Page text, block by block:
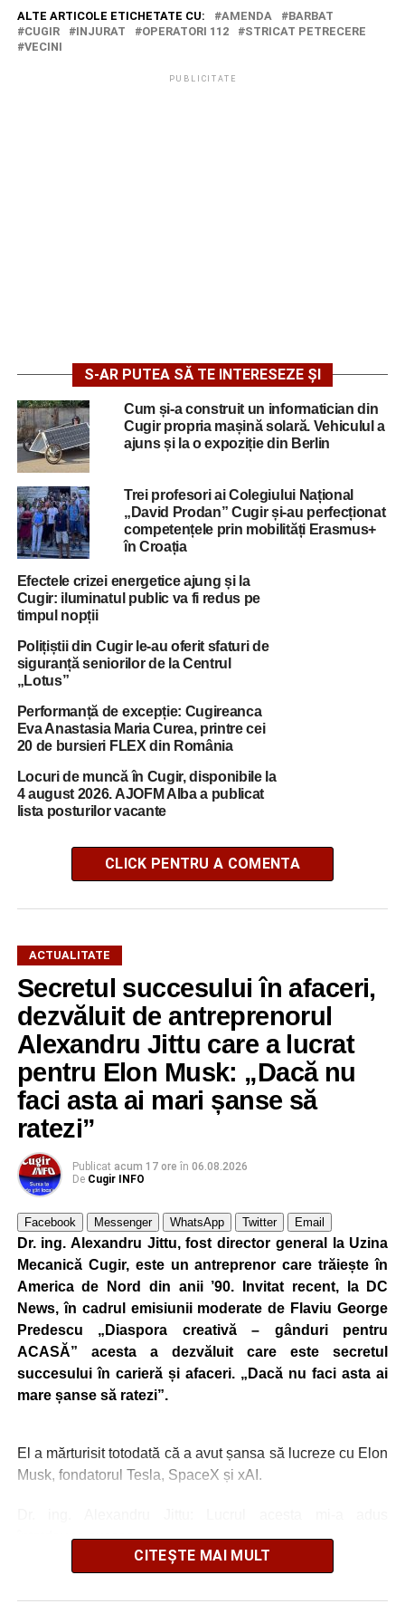
ALTE ARTICOLE ETICHETATE CU: AMENDA
BARBAT
CUGIR
INJURAT OPERATORI 112
STRICAT PETRECERE
VECINI
PUBLICITATE
S-AR PUTEA SĂ TE INTERESEZE ȘI
Cum și-a construit un informatician din
Cugir propria mașină solară. Vehiculul a
ajuns și la o expoziție din Berlin
Trei profesori ai Colegiului Național
„David Prodan” Cugir și-au perfecționat
competențele prin mobilități Erasmus+
în Croația
Efectele crizei energetice ajung și la
Cugir: iluminatul public va fi redus pe
timpul nopții
Polițiștii din Cugir le-au oferit sfaturi de
siguranță seniorilor de la Centrul
„Lotus”
Performanță de excepție: Cugireanca
Eva Anastasia Maria Curea, printre cei
20 de bursieri FLEX din România
Locuri de muncă în Cugir, disponibile la
4 august 2026. AJOFM Alba a publicat
lista posturilor vacante
CLICK PENTRU A COMENTA
ACTUALITATE
Secretul succesului în afaceri,
dezvăluit de antreprenorul
Alexandru Jittu care a lucrat
pentru Elon Musk: „Dacă nu
faci asta ai mari șanse să
ratezi”
Publicat acum 17 ore în 06.08.2026
De Cugir INFO
Facebook Messenger WhatsApp Twitter Email
Dr. ing. Alexandru Jittu, fost director general la Uzina
Mecanică Cugir, este un antreprenor care trăiește în
America de Nord din anii ’90. Invitat recent, la DC
News, în cadrul emisiunii moderate de Flaviu George
Predescu „Diaspora creativă – gânduri pentru
ACASĂ” acesta a dezvăluit care este secretul
succesului în carieră și afaceri. „Dacă nu faci asta ai
mare șanse să ratezi”.
El a mărturisit totodată că a avut șansa să lucreze cu Elon
Musk, fondatorul Tesla, SpaceX și xAI.
întotdeuna succes
„Nu am lucrat niciodată pentru guverne. În România am
lucrat la Uzina Mecanică Cugir care era întreprindere de
CITEȘTE MAI MULT